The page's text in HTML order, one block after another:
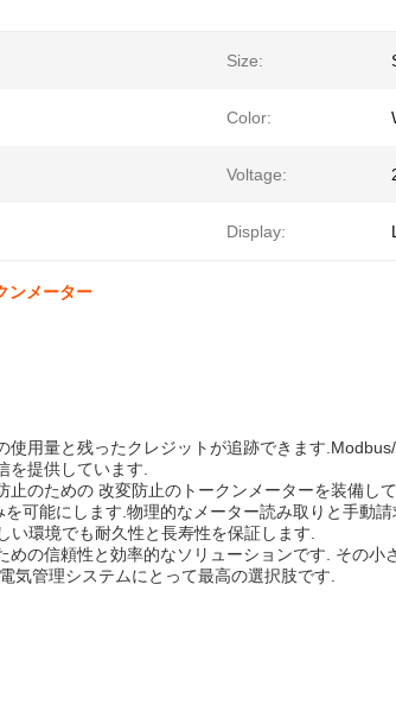
Size:
Color:
Voltage:
Display:
ンメーター
使用量と残ったクレジットが追跡できます
を提供しています.
のための 改変防止のトークンメーターを装備し
可能にします.物理的なメーター読み取りと手動請
環境でも耐久性と長寿性を保証します.
めの信頼性と効率的なソリューションです. その小
気管理システムにとって最高の選択肢です.